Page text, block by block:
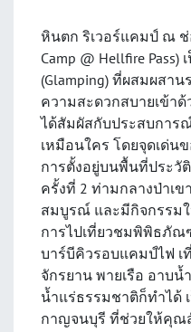
หินตก ริเวอร์แคมป์ ณ ช่
Camp @ Hellfire
(Glamping) ที่ผสมผสา
ความสะดวกสบายเข้า
ได้สัมผัสกับประสบการ
เหมือนใคร โดยจุดเด่น
การตั้งอยู่บนพื้นที่ประวั
ครั้งที่ 2 ท่ามกลางป่าเ
สมบูรณ์ และมีกิจกรรม
การไปเที่ยวชมพิพิธภั
บาร์บีคิวรอบแคมป์ไฟ เ
จักรยาน พายเรือ อาบ
น้ำแร่ธรรมชาติก็ทำได้
กาญจนบุรี ที่ช่วยให้คุณ